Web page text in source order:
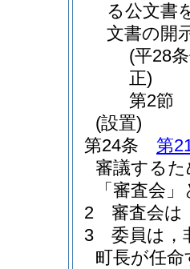
る公文書
文書の開
(平28
正)
第2節
(設置)
第24条
第
審議する
「審査会
2
審査会は
3
委員は，
町長が任命